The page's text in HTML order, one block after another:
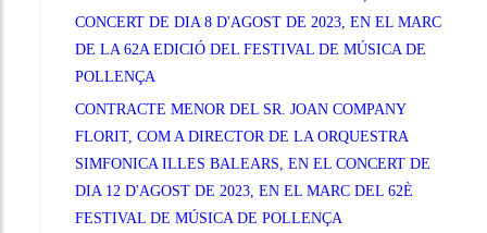
CONCERT DE DIA 8 D'AGOST DE 2023, EN EL MARC
DE LA 62A EDICIÓ DEL FESTIVAL DE MÚSICA DE
POLLENÇA
CONTRACTE MENOR DEL SR. JOAN COMPANY
FLORIT, COM A DIRECTOR DE LA ORQUESTRA
SIMFONICA ILLES BALEARS, EN EL CONCERT DE
DIA 12 D'AGOST DE 2023, EN EL MARC DEL 62È
FESTIVAL DE MÚSICA DE POLLENÇA